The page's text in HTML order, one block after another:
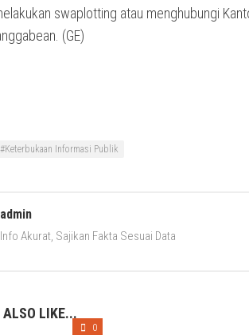
swaplotting atau menghubungi
(GE)
Informasi Publik
admin
Info Akurat, Sajikan Fakta Sesuai Data
ALSO LIKE...
0